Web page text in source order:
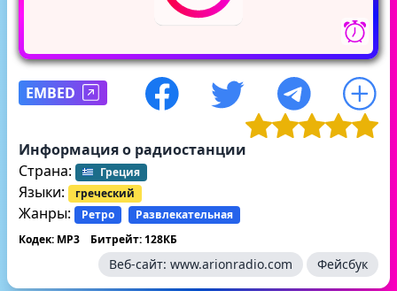
EMBED
Информация о радиостанции
Страна:
Греция
Языки: греческий
Жанры: Ретро
Развлекательная
Кодек: MP3
Битрейт: 128КБ
Веб-сайт: www.arionradio.com Фейсбук